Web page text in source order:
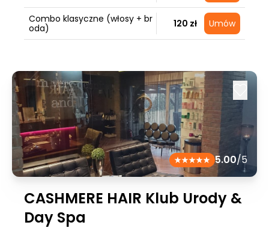
Combo klasyczne (włosy + br
oda)
120 zł Umów
5.00/5
CASHMERE HAIR Klub Urody &
Day Spa